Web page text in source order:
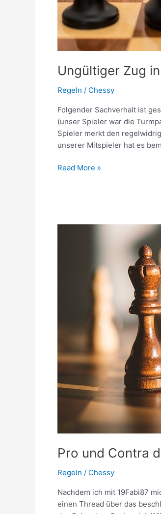
Ungültiger Zug
Regeln / Chessy
Folgender Sachverhalt ist
(unser Spieler war die
Spieler merkt den
unserer Mitspieler hat es
Ungültiger
Turnierpartien
Read More »
Pro und Contra
Regeln / Chessy
Nachdem ich mit 19Fabi87
einen Thread über das